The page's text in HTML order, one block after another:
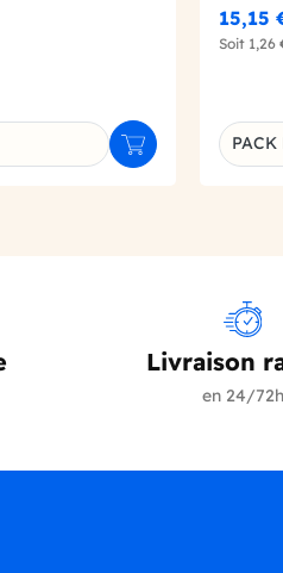
Ajouter au panier
15,15
Soit 1,26
PACK
Livraison
en 24/72h